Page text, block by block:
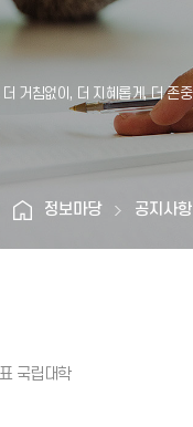
정보마당 공지사항